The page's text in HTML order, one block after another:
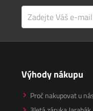
Výhody nákupu
Proč nakupovat u